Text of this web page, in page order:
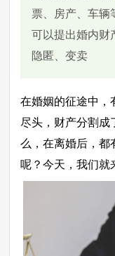
票、房产、车辆
可以提出婚内财
隐匿、变卖
在婚姻的征途中，
尽头，财产分割成
么，在离婚后，都
呢？今天，我们就